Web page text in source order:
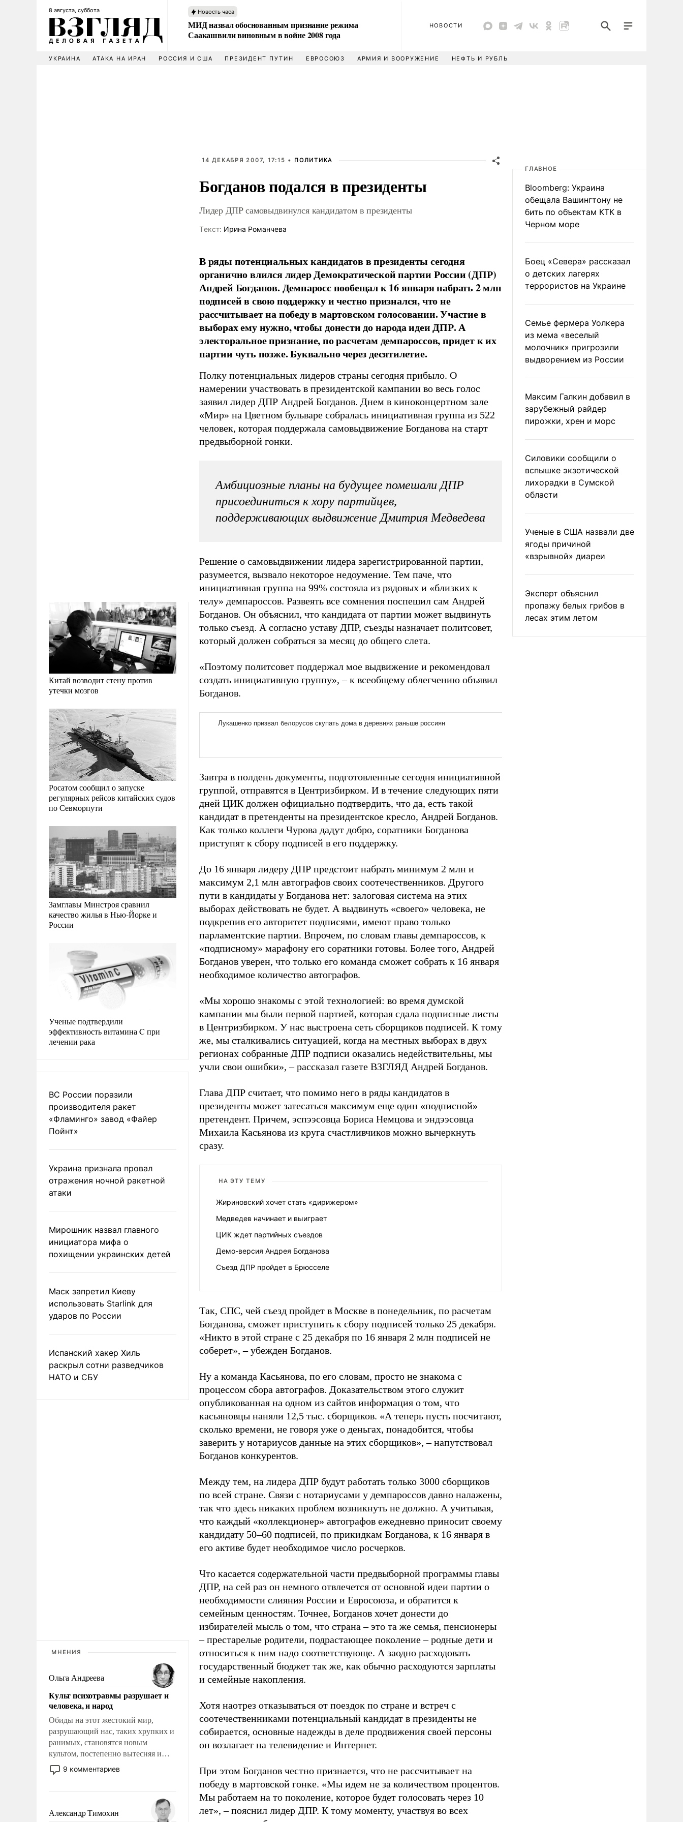
8 августа, суббота Новость часа
МИД назвал обоснованным признание режима
Саакашвили виновным в войне 2008 года
НОВОСТИ
УКРАИНА АТАКА НА ИРАН РОССИЯ И США ПРЕЗИДЕНТ ПУТИН ЕВРОСОЮЗ АРМИЯ И ВООРУЖЕНИЕ НЕФТЬ И РУБЛЬ
Китай возводит стену против
утечки мозгов
Росатом сообщил о запуске
регулярных рейсов китайских судов
по Севморпути
Замглавы Минстроя сравнил
качество жилья в Нью-Йорке и
России
Ученые подтвердили
эффективность витамина C при
лечении рака
ВС России поразили
производителя ракет
«Фламинго» завод «Файер
Пойнт»
Украина признала провал
отражения ночной ракетной
атаки
Мирошник назвал главного
инициатора мифа о
похищении украинских детей
Маск запретил Киеву
использовать Starlink для
ударов по России
Испанский хакер Хиль
раскрыл сотни разведчиков
НАТО и СБУ
МНЕНИЯ
Ольга Андреева
Культ психотравмы разрушает и
человека, и народ
Обиды на этот жестокий мир,
разрушающий нас, таких хрупких и
ранимых, становятся новым
культом, постепенно вытесняя и
отменяя традиционное требование к
человеку – быть мужественным и
на себя ответственность, помогать
слабым, идти вперед и
9 комментариев
Александр Тимохин
14 ДЕКАБРЯ 2007, 17:15 • ПОЛИТИКА
Богданов подался в президенты
Лидер ДПР самовыдвинулся кандидатом в президенты
Tекст: Ирина Романчева
В ряды потенциальных кандидатов в президенты сегодня
органично влился лидер Демократической партии России (ДПР)
Андрей Богданов. Демпаросс пообещал к 16 января набрать 2 млн
подписей в свою поддержку и честно признался, что не
рассчитывает на победу в мартовском голосовании. Участие в
выборах ему нужно, чтобы донести до народа идеи ДПР. А
электоральное признание, по расчетам демпароссов, придет к их
партии чуть позже. Буквально через десятилетие.
Полку потенциальных лидеров страны сегодня прибыло. О
намерении участвовать в президентской кампании во весь голос
заявил лидер ДПР Андрей Богданов. Днем в киноконцертном зале
«Мир» на Цветном бульваре собралась инициативная группа из 522
человек, которая поддержала самовыдвижение Богданова на старт
предвыборной гонки.
Амбициозные планы на будущее помешали ДПР
присоединиться к хору партийцев,
поддерживающих выдвижение Дмитрия Медведева
Решение о самовыдвижении лидера зарегистрированной партии,
разумеется, вызвало некоторое недоумение. Тем паче, что
инициативная группа на 99% состояла из рядовых и «близких к
телу» демпароссов. Развеять все сомнения поспешил сам Андрей
Богданов. Он объяснил, что кандидата от партии может выдвинуть
только съезд. А согласно уставу ДПР, съезды назначает политсовет,
который должен собраться за месяц до общего слета.
«Поэтому политсовет поддержал мое выдвижение и рекомендовал
создать инициативную группу», – к всеобщему облегчению объявил
Богданов.
Завтра в полдень документы, подготовленные сегодня инициативной
группой, отправятся в Центризбирком. И в течение следующих пяти
дней ЦИК должен официально подтвердить, что да, есть такой
кандидат в претенденты на президентское кресло, Андрей Богданов.
Как только коллеги Чурова дадут добро, соратники Богданова
приступят к сбору подписей в его поддержку.
До 16 января лидеру ДПР предстоит набрать минимум 2 млн и
максимум 2,1 млн автографов своих соотечественников. Другого
пути в кандидаты у Богданова нет: залоговая система на этих
выборах действовать не будет. А выдвинуть «своего» человека, не
подкрепив его авторитет подписями, имеют право только
парламентские партии. Впрочем, по словам главы демпароссов, к
«подписному» марафону его соратники готовы. Более того, Андрей
Богданов уверен, что только его команда сможет собрать к 16 января
необходимое количество автографов.
«Мы хорошо знакомы с этой технологией: во время думской
кампании мы были первой партией, которая сдала подписные листы
в Центризбирком. У нас выстроена сеть сборщиков подписей. К тому
же, мы сталкивались ситуацией, когда на местных выборах в двух
регионах собранные ДПР подписи оказались недействительны, мы
учли свои ошибки», – рассказал газете ВЗГЛЯД Андрей Богданов.
Глава ДПР считает, что помимо него в ряды кандидатов в
президенты может затесаться максимум еще один «подписной»
претендент. Причем, эспээсовца Бориса Немцова и эндээсовца
Михаила Касьянова из круга счастливчиков можно вычеркнуть
сразу.
НА ЭТУ ТЕМУ
Жириновский хочет стать «дирижером»
Медведев начинает и выиграет
ЦИК ждет партийных съездов
Демо-версия Андрея Богданова
Съезд ДПР пройдет в Брюсселе
Так, СПС, чей съезд пройдет в Москве в понедельник, по расчетам
Богданова, сможет приступить к сбору подписей только 25 декабря.
«Никто в этой стране с 25 декабря по 16 января 2 млн подписей не
соберет», – убежден Богданов.
Ну а команда Касьянова, по его словам, просто не знакома с
процессом сбора автографов. Доказательством этого служит
опубликованная на одном из сайтов информация о том, что
касьяновцы наняли 12,5 тыс. сборщиков. «А теперь пусть посчитают,
сколько времени, не говоря уже о деньгах, понадобится, чтобы
заверить у нотариусов данные на этих сборщиков», – напутствовал
Богданов конкурентов.
Между тем, на лидера ДПР будут работать только 3000 сборщиков
по всей стране. Связи с нотариусами у демпароссов давно налажены,
так что здесь никаких проблем возникнуть не должно. А учитывая,
что каждый «коллекционер» автографов ежедневно приносит своему
кандидату 50–60 подписей, по прикидкам Богданова, к 16 января в
его активе будет необходимое число росчерков.
Что касается содержательной части предвыборной программы главы
ДПР, на сей раз он немного отвлечется от основной идеи партии о
необходимости слияния России и Евросоюза, и обратится к
семейным ценностям. Точнее, Богданов хочет донести до
избирателей мысль о том, что страна – это та же семья, пенсионеры
– престарелые родители, подрастающее поколение – родные дети и
относиться к ним надо соответствующе. А заодно расходовать
государственный бюджет так же, как обычно расходуются зарплаты
и семейные накопления.
Хотя наотрез отказываться от поездок по стране и встреч с
соотечественниками потенциальный кандидат в президенты не
собирается, основные надежды в деле продвижения своей персоны
он возлагает на телевидение и Интернет.
При этом Богданов честно признается, что не рассчитывает на
победу в мартовской гонке. «Мы идем не за количеством процентов.
Мы работаем на то поколение, которое будет голосовать через 10
лет», – пояснил лидер ДПР. К тому моменту, участвуя во всех
ГЛАВНОЕ
Bloomberg: Украина
обещала Вашингтону не
бить по объектам КТК в
Черном море
Боец «Севера» рассказал
о детских лагерях
террористов на Украине
Семье фермера Уолкера
из мема «веселый
молочник» пригрозили
выдворением из России
Максим Галкин добавил в
зарубежный райдер
пирожки, хрен и морс
Силовики сообщили о
вспышке экзотической
лихорадки в Сумской
области
Ученые в США назвали две
ягоды причиной
«взрывной» диареи
Эксперт объяснил
пропажу белых грибов в
лесах этим летом